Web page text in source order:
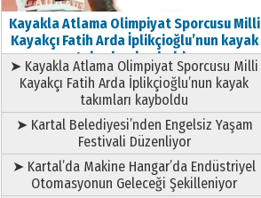
Kayakla Atlama Olimpiyat Sporcusu Milli
Kayakçı Fatih Arda İplikçioğlu’nun kayak
takımları kayboldu
➤ Kayakla Atlama Olimpiyat Sporcusu Milli
Kayakçı Fatih Arda İplikçioğlu’nun kayak
takımları kayboldu
➤ Kartal Belediyesi’nden Engelsiz Yaşam
Festivali Düzenliyor
➤ Kartal’da Makine Hangar’da Endüstriyel
Otomasyonun Geleceği Şekilleniyor